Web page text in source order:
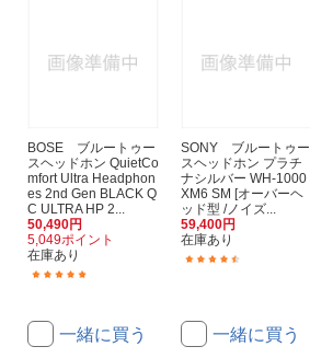
BOSE ブルートゥー
スヘッドホン QuietCo
mfort Ultra Headphon
es 2nd Gen BLACK Q
C ULTRA HP 2...
50,490円
5,049ポイント
在庫あり
一緒に買う
SONY ブルートゥー
スヘッドホン プラチ
ナシルバー WH-1000
XM6 SM [オーバーヘ
ッド型 /ノイズ...
59,400円
在庫あり
一緒に買う